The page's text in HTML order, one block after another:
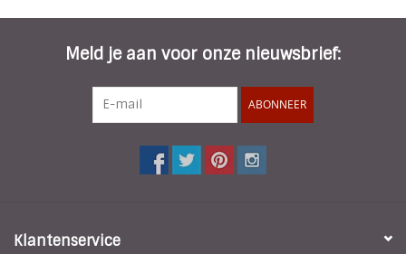
Meld je aan voor onze nieuwsbrief:
ABONNEER
Klantenservice